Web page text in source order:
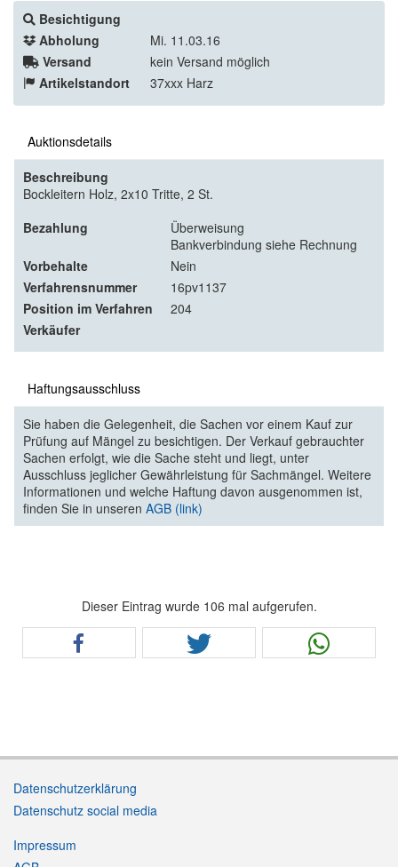
Besichtigung
Abholung
Mi. 11.03.16
Versand
kein Versand möglich
Artikelstandort
37xxx Harz
Auktionsdetails
Beschreibung
Bockleitern Holz, 2x10 Tritte, 2 St.
Bezahlung
Überweisung
Bankverbindung siehe Rechnung
Vorbehalte
Nein
Verfahrensnummer
16pv1137
Position im Verfahren
204
Verkäufer
Haftungsausschluss
Sie haben die Gelegenheit, die Sachen vor einem Kauf zur
Prüfung auf Mängel zu besichtigen. Der Verkauf gebrauchter
Sachen erfolgt, wie die Sache steht und liegt, unter
Ausschluss jeglicher Gewährleistung für Sachmängel. Weitere
Informationen und welche Haftung davon ausgenommen ist,
finden Sie in unseren AGB (link)
Dieser Eintrag wurde 106 mal aufgerufen.
Datenschutzerklärung
Datenschutz social media
Impressum